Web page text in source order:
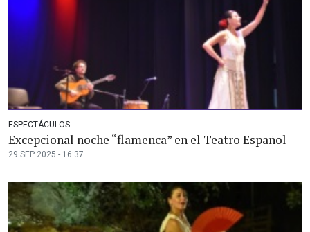
ESPECTÁCULOS
Excepcional noche “flamenca” en el Teatro Español
29 SEP 2025 - 16:37